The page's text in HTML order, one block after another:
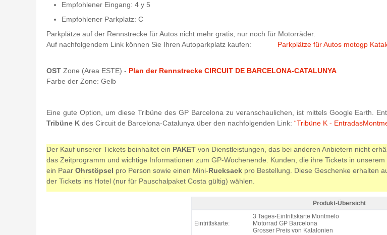
Empfohlener Eingang: 4 y 5
Empfohlener Parkplatz: C
Parkplätze auf der Rennstrecke für Autos nicht mehr gratis, nur noch für Motorräder.
Auf nachfolgendem Link können Sie Ihren Autoparkplatz kaufen: Parkplätze für Autos motogp
OST Zone (Area ESTE) - Plan der Rennstrecke CIRCUIT DE BARCELONA-CATALUNYA
Farbe der Zone: Gelb
Eine gute Option, um diese Tribüne des GP Barcelona zu veranschaulichen, ist mittels Google Earth.
Tribüne K des Circuit de Barcelona-Catalunya über den nachfolgenden Link: “Tribüne K -
Der Kauf unserer Tickets beinhaltet ein PAKET von Dienstleistungen, das bei anderen Anbietern nicht
das Zeitprogramm und wichtige Informationen zum GP-Wochenende. Kunden, die ihre Tickets in
ein Paar Ohrstöpsel pro Person sowie einen Mini-Rucksack pro Bestellung. Diese Geschenke erhalten
der Tickets ins Hotel (nur für Pauschalpaket Costa gültig) wählen.
Tribüne K Motorrad GP Barcelona 2027 - Produkt-Übersicht
Produkt-Übersicht
Eintrittskarte:
3 Tages-Eintrittskarte Montmelo
Motorrad GP Barcelona
Grosser Preis von Katalonien